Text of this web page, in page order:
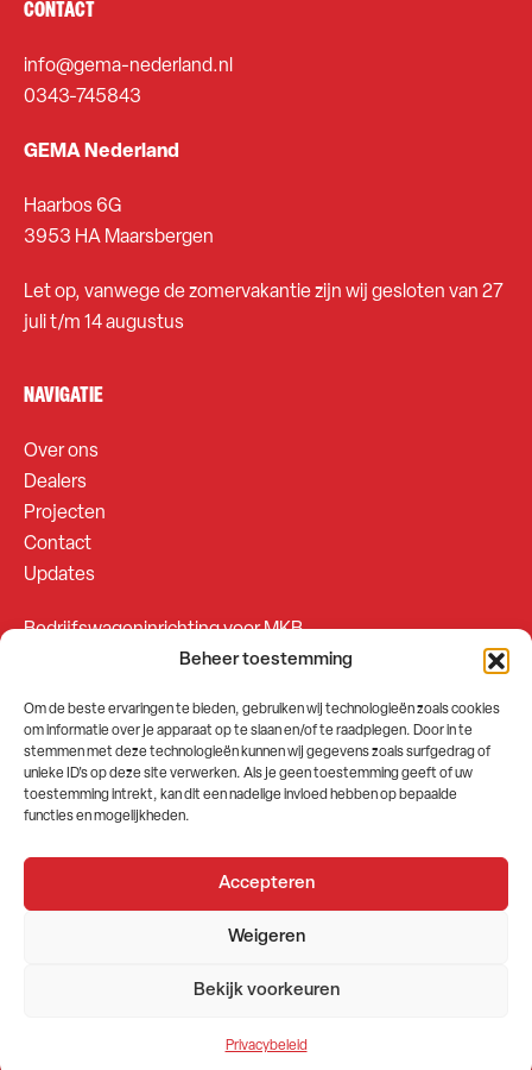
Beheer toestemming
Om de beste ervaringen te bieden, gebruiken wij technologieën zoals cookies
om informatie over je apparaat op te slaan en/of te raadplegen. Door in te
stemmen met deze technologieën kunnen wij gegevens zoals surfgedrag of
unieke ID's op deze site verwerken. Als je geen toestemming geeft of uw
toestemming intrekt, kan dit een nadelige invloed hebben op bepaalde
functies en mogelijkheden.
Accepteren
Weigeren
Bekijk voorkeuren
Privacybeleid
CONTACT
info@gema-nederland.nl
0343-745843
GEMA Nederland
Haarbos 6G
3953 HA Maarsbergen
Let op, vanwege de zomervakantie zijn wij gesloten van 27
juli t/m 14 augustus
NAVIGATIE
Over ons
Dealers
Projecten
Contact
Updates
Bedrijfswageninrichting voor MKB
Bedrijfswageninrichting voor Fleetsales
SOCIALS